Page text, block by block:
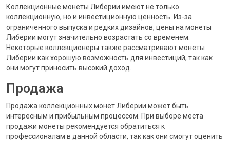
Коллекционные монеты Либерии имеют не только
коллекционную, но и инвестиционную ценность. Из-за
ограниченного выпуска и редких дизайнов, цены на монеты
Либерии могут значительно возрастать со временем.
Некоторые коллекционеры также рассматривают монеты
Либерии как хорошую возможность для инвестиций, так как
они могут приносить высокий доход.
Продажа
Продажа коллекционных монет Либерии может быть
интересным и прибыльным процессом. При выборе места
продажи монеты рекомендуется обратиться к
профессионалам в данной области, так как они смогут оценить